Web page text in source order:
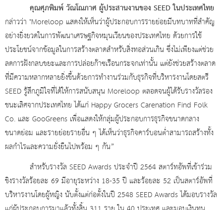
คุณศุภพิมพ์ วัณโณภาศ ผู้ประสานงานของ SEED ในประเทศไทย
กล่าวว่า "Moreloop แสดงให้เห็นว่าผู้ประกอบการรายย่อยมีบทบาทที่สำคัญ
อย่างยิ่งยวดในการพัฒนาเศรษฐกิจหมุนเวียนของประเทศไทย ด้วยการใช้
ประโยชน์จากข้อมูลในการสร้างตลาดสำหรับสิ่งทอส่วนเกิน ซึ่งไม่เพียงแต่ช่วย
ลดการฝังกลบขยะและการปล่อยก๊าซเรือนกระจกเท่านั้น แต่ยังช่วยสร้างตลาด
ที่มีความหลากหลายยิ่งขึ้นด้วยการทำงานร่วมกับธุรกิจที่บริหารงานโดยสตรี
SEED รู้สึกภูมิใจที่ได้ให้การสนับสนุน Moreloop ตลอดจนผู้ได้รับรางวัลรอง
ชนะเลิศจากประเทศไทย ได้แก่ Happy Grocers Carenation Find Folk
Co. และ GooGreens เพื่อแสดงให้กลุ่มผู้ประกอบการธุรกิจขนาดกลาง
ขนาดย่อม และรายย่อยรายอื่น ๆ ได้เห็นว่าธุรกิจคาร์บอนต่ำสามารถสร้างทั้ง
ผลกำไรและความยั่งยืนไปพร้อม ๆ กัน”
สำหรับรางวัล SEED Awards ประจำปี 2564 สตาร์ทอัพที่เข้าร่วม
ชิงรางวัลร้อยละ 69 มีอายุระหว่าง 18-35 ปี และร้อยละ 52 เป็นสตาร์อัพที่
บริหารงานโดยผู้หญิง นับตั้งแต่ก่อตั้งในปี 2548 SEED Awards ได้มอบรางวัล